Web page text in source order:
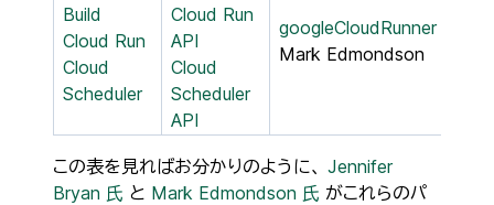
Build
Cloud Run
Cloud
Scheduler
Cloud Run
API
Cloud
Scheduler
API
googleCloudRunnerby
Mark Edmondson
この表を見ればお分かりのように、 Jennifer
Bryan 氏 と Mark Edmondson 氏 がこれらのパ